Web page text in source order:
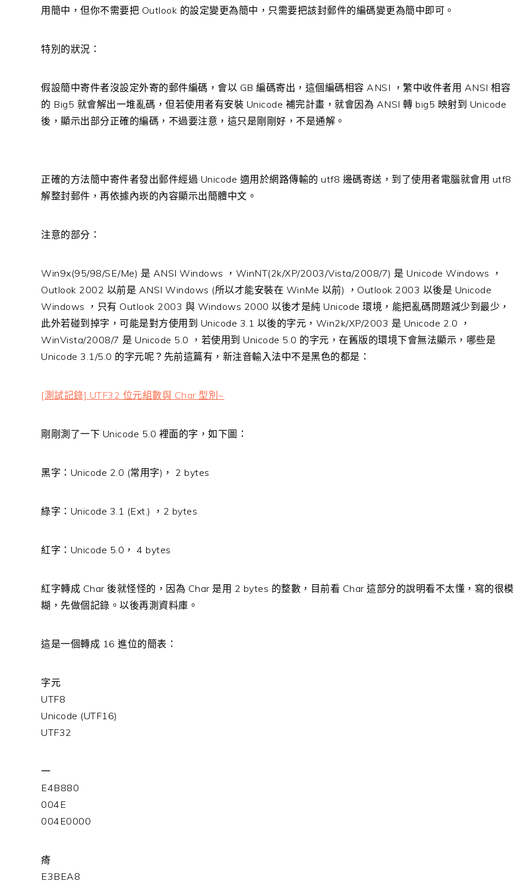
用簡中，但你不需要把 Outlook 的設定變更為簡中，只需要把該封郵件的編碼變更為簡中即可。
特別的狀況：
假設簡中寄件者沒設定外寄的郵件編碼，會以 GB 編碼寄出，這個編碼相容 ANSI ，繁中收件者用 ANSI 相容
的 Big5 就會解出一堆亂碼，但若使用者有安裝 Unicode 補完計畫，就會因為 ANSI 轉 big5 映射到 Unicode
後，顯示出部分正確的編碼，不過要注意，這只是剛剛好，不是通解。
正確的方法簡中寄件者發出郵件經過 Unicode 適用於網路傳輸的 utf8 邊碼寄送，到了使用者電腦就會用 utf8
解整封郵件，再依據內崁的內容顯示出簡體中文。
注意的部分：
Win9x(95/98/SE/Me) 是 ANSI Windows ，WinNT(2k/XP/2003/Vista/2008/7) 是 Unicode Windows ，
Outlook 2002 以前是 ANSI Windows (所以才能安裝在 WinMe 以前) ，Outlook 2003 以後是 Unicode
Windows ，只有 Outlook 2003 與 Windows 2000 以後才是純 Unicode 環境，能把亂碼問題減少到最少，
此外若碰到掉字，可能是對方使用到 Unicode 3.1 以後的字元，Win2k/XP/2003 是 Unicode 2.0 ，
WinVista/2008/7 是 Unicode 5.0 ，若使用到 Unicode 5.0 的字元，在舊版的環境下會無法顯示，哪些是
Unicode 3.1/5.0 的字元呢？先前這篇有，新注音輸入法中不是黑色的都是：
[測試記錄] UTF32 位元組數與 Char 型別~
剛剛測了一下 Unicode 5.0 裡面的字，如下圖：
黑字：Unicode 2.0 (常用字)， 2 bytes
綠字：Unicode 3.1 (Ext.) ，2 bytes
紅字：Unicode 5.0， 4 bytes
紅字轉成 Char 後就怪怪的，因為 Char 是用 2 bytes 的整數，目前看 Char 這部分的說明看不太懂，寫的很模
糊，先做個記錄。以後再測資料庫。
這是一個轉成 16 進位的簡表：
字元
UTF8
Unicode (UTF16)
UTF32
一
E4B880
004E
004E0000
㾨
E3BEA8